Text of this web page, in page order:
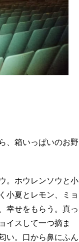
、箱いっぱいのお野
。ホウレンソウと小
小夏とレモン、ミョ
幸せをもらう。真っ
イスして一つ摘ま
い。口から鼻にふん